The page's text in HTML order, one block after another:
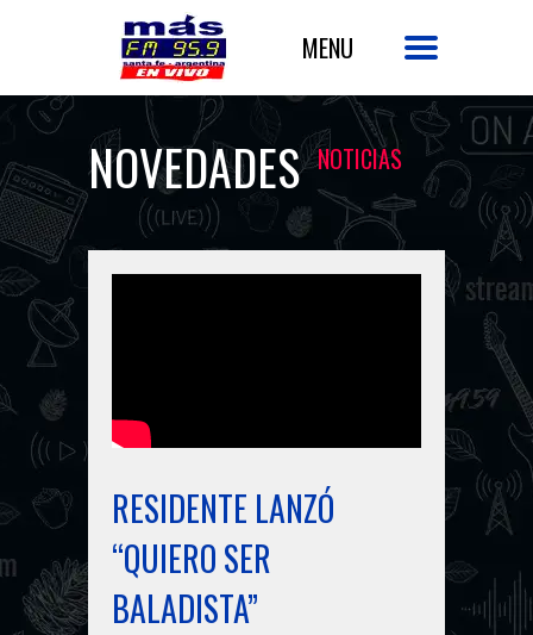
NOVEDADES NOTICIAS
RESIDENTE LANZÓ
“QUIERO SER
BALADISTA”